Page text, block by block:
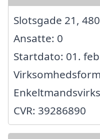
Slotsgade 21,
Ansatte: 0
Startdato: 01.
CVR: 39286890